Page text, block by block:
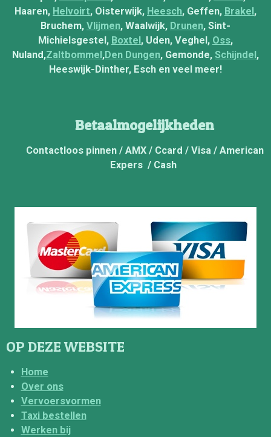
o
k
e
I
n
p
p
r
a
m
Haaren, Helvoirt, Oisterwijk, Heesch, Geffen, Brakel,
Bruchem, Vlijmen, Waalwijk, Drunen, Sint-
Michielsgestel, Boxtel, Uden, Veghel, Oss,
Nuland,Zaltbommel,Den Dungen, Gemonde, Schijndel,
Heeswijk-Dinther, Esch en veel meer!
Betaalmogelijkheden
Contactloos pinnen / AMX / Ccard / Visa / American
Expers / Cash
OP DEZE WEBSITE
Home
Over ons
Vervoersvormen
Taxi bestellen
Werken bij